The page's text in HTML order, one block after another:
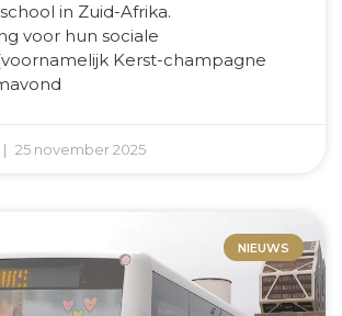
in Zuid-Afrika.
voor hun sociale
Kerst-champagne
25 november 2025
NIEUWS